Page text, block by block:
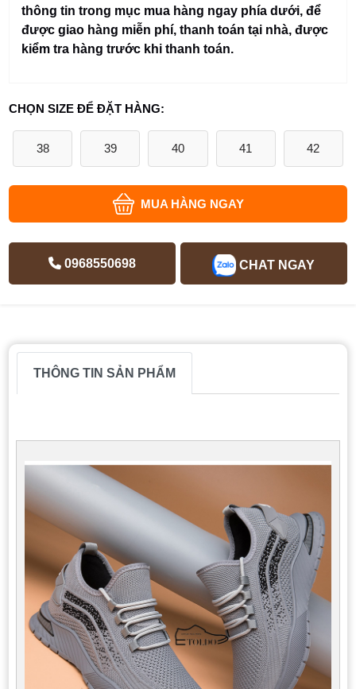
thông tin trong mục mua hàng ngay phía dưới,để
được giao hàng miễn phí, thanh toán tại nhà, được
kiểm tra hàng trước khi thanh toán.
CHỌN SIZE ĐỂ ĐẶT HÀNG:
38 39 40 41 42
MUA HÀNG NGAY
0968550698 CHAT NGAY
THÔNG TIN SẢN PHẨM